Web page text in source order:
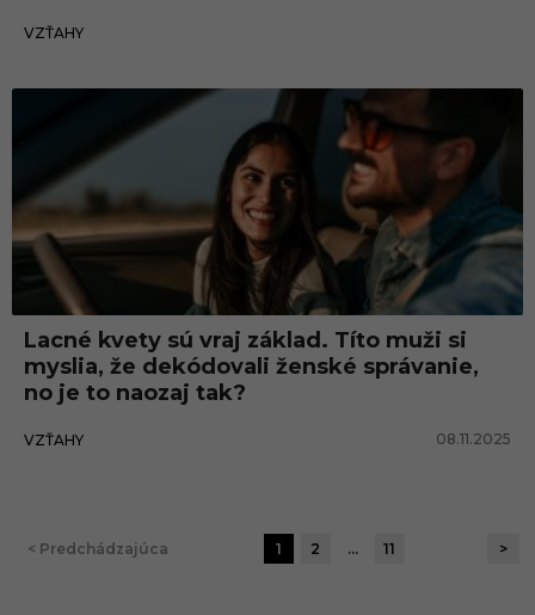
VZŤAHY
Lacné kvety sú vraj základ. Títo muži si
myslia, že dekódovali ženské správanie,
no je to naozaj tak?
VZŤAHY 08.11.2025
< Predchádzajúca 1 2 … 11 >